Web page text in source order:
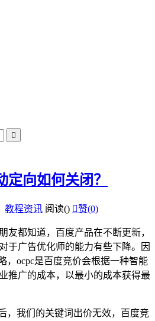

向如何关闭？
教程资讯 阅读() 赞(0)
友都知道，百度产品在不断更新，
于广告优化师的能力有些下降。因
，ocpc是百度竞价会根据一种智能
推广的成本，以最小的成本获得最
，我们的关键词出价无效，百度竞